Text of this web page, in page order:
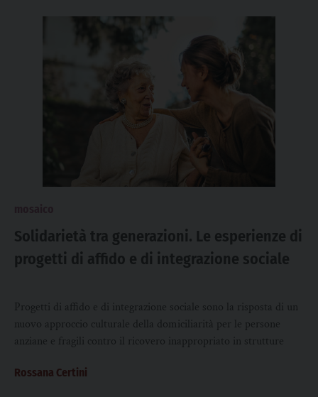
Solidarietà tra generazioni. Le esperienze di
progetti di affido e di integrazione sociale
Progetti di affido e di integrazione sociale sono la risposta di un
nuovo approccio culturale della domiciliarità per le persone
anziane e fragili contro il ricovero inappropriato in strutture
Rossana Certini